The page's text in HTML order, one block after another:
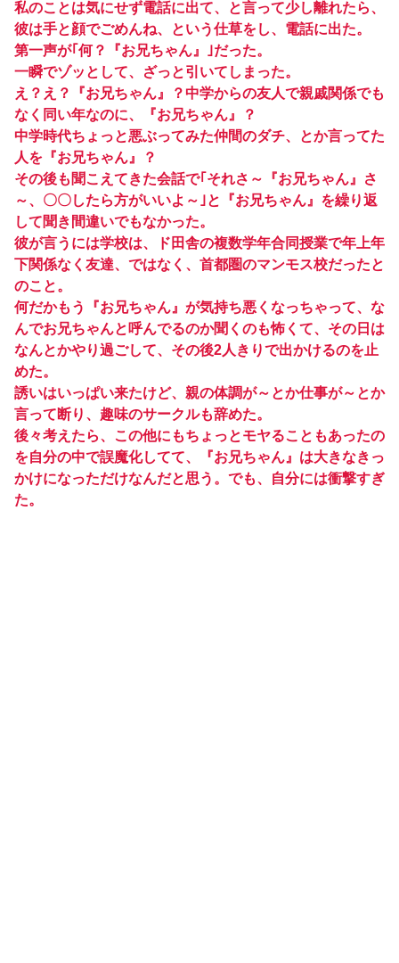
私のことは気にせず電話に出て、と言って少し離れたら、
彼は手と顔でごめんね、という仕草をし、電話に出た。
第一声が｢何？『お兄ちゃん』｣だった。
一瞬でゾッとして、ざっと引いてしまった。
え？え？『お兄ちゃん』？中学からの友人で親戚関係でも
なく同い年なのに、『お兄ちゃん』？
中学時代ちょっと悪ぶってみた仲間のダチ、とか言ってた
人を『お兄ちゃん』？
その後も聞こえてきた会話で｢それさ～『お兄ちゃん』さ
～、〇〇したら方がいいよ～｣と『お兄ちゃん』を繰り返
して聞き間違いでもなかった。
彼が言うには学校は、ド田舎の複数学年合同授業で年上年
下関係なく友達、ではなく、首都圏のマンモス校だったと
のこと。
何だかもう『お兄ちゃん』が気持ち悪くなっちゃって、な
んでお兄ちゃんと呼んでるのか聞くのも怖くて、その日は
なんとかやり過ごして、その後2人きりで出かけるのを止
めた。
誘いはいっぱい来たけど、親の体調が～とか仕事が～とか
言って断り、趣味のサークルも辞めた。
後々考えたら、この他にもちょっとモヤることもあったの
を自分の中で誤魔化してて、『お兄ちゃん』は大きなきっ
かけになっただけなんだと思う。でも、自分には衝撃すぎ
た。